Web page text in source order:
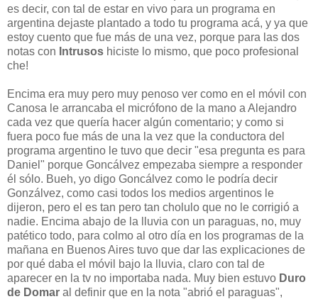
es decir, con tal de estar en vivo para un programa en
argentina dejaste plantado a todo tu programa acá, y ya que
estoy cuento que fue más de una vez, porque para las dos
notas con Intrusos hiciste lo mismo, que poco profesional
che!
Encima era muy pero muy penoso ver como en el móvil con
Canosa le arrancaba el micrófono de la mano a Alejandro
cada vez que quería hacer algún comentario; y como si
fuera poco fue más de una la vez que la conductora del
programa argentino le tuvo que decir "esa pregunta es para
Daniel" porque Goncálvez empezaba siempre a responder
él sólo. Bueh, yo digo Goncálvez como le podría decir
Gonzálvez, como casi todos los medios argentinos le
dijeron, pero el es tan pero tan cholulo que no le corrigió a
nadie. Encima abajo de la lluvia con un paraguas, no, muy
patético todo, para colmo al otro día en los programas de la
mañana en Buenos Aires tuvo que dar las explicaciones de
por qué daba el móvil bajo la lluvia, claro con tal de
aparecer en la tv no importaba nada. Muy bien estuvo Duro
de Domar al definir que en la nota "abrió el paraguas",